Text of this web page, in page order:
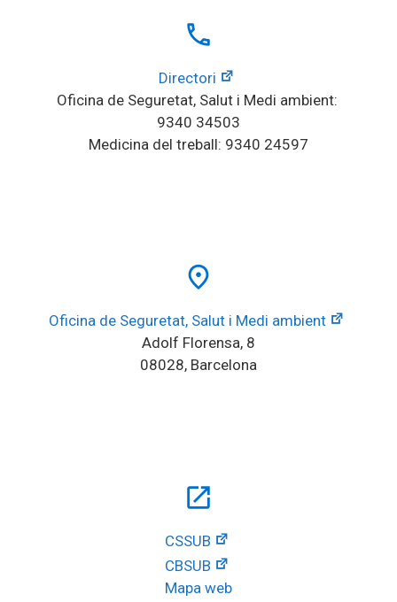
local_phone
Directori
Oficina de Seguretat, Salut i Medi ambient:
9340 34503
Medicina del treball: 9340 24597
place
Oficina de Seguretat, Salut i Medi ambient
Adolf Florensa, 8
08028, Barcelona
open_in_new
CSSUB
CBSUB
Mapa web